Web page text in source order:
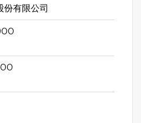
份有限公司